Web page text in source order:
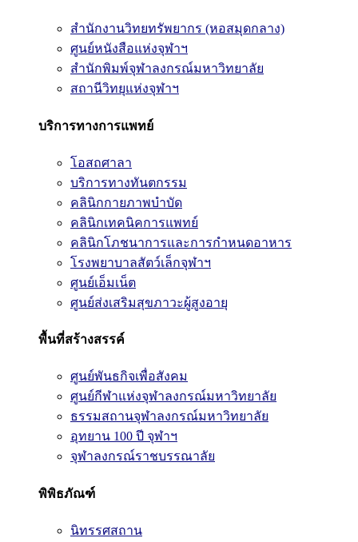
สำนักงานวิทยทรัพยากร (หอสมุดกลาง)
ศูนย์หนังสือแห่งจุฬาฯ
สำนักพิมพ์จุฬาลงกรณ์มหาวิทยาลัย
สถานีวิทยุแห่งจุฬาฯ
บริการทางการแพทย์
โอสถศาลา
บริการทางทันตกรรม
คลินิกกายภาพบำบัด
คลินิกเทคนิคการแพทย์
คลินิกโภชนาการและการกำหนดอาหาร
โรงพยาบาลสัตว์เล็กจุฬาฯ
ศูนย์เอ็มเน็ต
ศูนย์ส่งเสริมสุขภาวะผู้สูงอายุ
พื้นที่สร้างสรรค์
ศูนย์พันธกิจเพื่อสังคม
ศูนย์กีฬาแห่งจุฬาลงกรณ์มหาวิทยาลัย
ธรรมสถานจุฬาลงกรณ์มหาวิทยาลัย
อุทยาน 100 ปี จุฬาฯ
จุฬาลงกรณ์ราชบรรณาลัย
พิพิธภัณฑ์
นิทรรศสถาน